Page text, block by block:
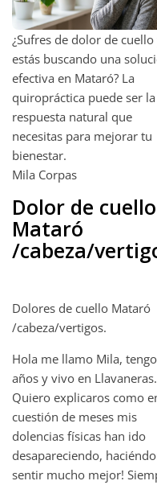
¿Sufres de dolor de cuello
estás buscando una
efectiva en Mataró? La
quiropráctica puede ser la
respuesta natural que
necesitas para mejorar tu
bienestar.
Mila Corpas
Dolor de cuello
Mataró
/cabeza/
Dolores de cuello Mataró
/cabeza/vertigos.
Hola me llamo Mila,
años y vivo en Llavaneras.
Quiero explicaros como
cuestión de meses mis
dolencias físicas han ido
desapareciendo,
sentir mucho mejor!